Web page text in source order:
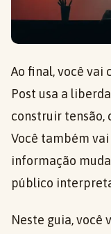
Ao final, você vai
Post usa a
construir tensão,
Você também
informação
público
Neste guia, você